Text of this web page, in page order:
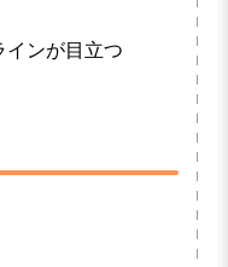
インが目立つ